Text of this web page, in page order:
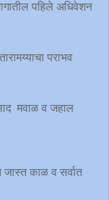
पहिले अधिवेशन
पराभव
मवाळ व जहाल
काळ व सर्वात